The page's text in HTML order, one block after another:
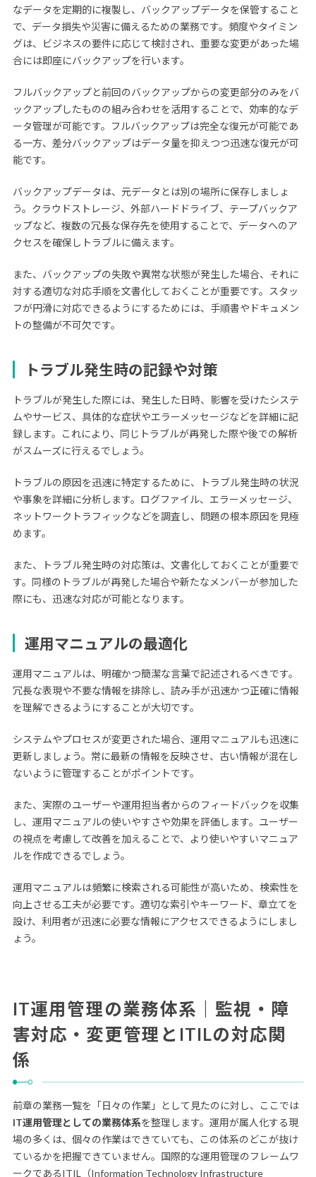
なデータを定期的に複製し、バックアップデータを保管すること
で、データ損失や災害に備えるための業務です。頻度やタイミン
グは、ビジネスの要件に応じて検討され、重要な変更があった場
合には即座にバックアップを行います。
フルバックアップと前回のバックアップからの変更部分のみをバ
ックアップしたものの組み合わせを活用することで、効率的なデ
ータ管理が可能です。フルバックアップは完全な復元が可能であ
る一方、差分バックアップはデータ量を抑えつつ迅速な復元が可
能です。
バックアップデータは、元データとは別の場所に保存しましょ
う。クラウドストレージ、外部ハードドライブ、テープバックア
ップなど、複数の冗長な保存先を使用することで、データへのア
クセスを確保しトラブルに備えます。
また、バックアップの失敗や異常な状態が発生した場合、それに
対する適切な対応手順を文書化しておくことが重要です。スタッ
フが円滑に対応できるようにするためには、手順書やドキュメン
トの整備が不可欠です。
トラブル発生時の記録や対策
トラブルが発生した際には、発生した日時、影響を受けたシステ
ムやサービス、具体的な症状やエラーメッセージなどを詳細に記
録します。これにより、同じトラブルが再発した際や後での解析
がスムーズに行えるでしょう。
トラブルの原因を迅速に特定するために、トラブル発生時の状況
や事象を詳細に分析します。ログファイル、エラーメッセージ、
ネットワークトラフィックなどを調査し、問題の根本原因を見極
めます。
また、トラブル発生時の対応策は、文書化しておくことが重要で
す。同様のトラブルが再発した場合や新たなメンバーが参加した
際にも、迅速な対応が可能となります。
運用マニュアルの最適化
運用マニュアルは、明確かつ簡潔な言葉で記述されるべきです。
冗長な表現や不要な情報を排除し、読み手が迅速かつ正確に情報
を理解できるようにすることが大切です。
システムやプロセスが変更された場合、運用マニュアルも迅速に
更新しましょう。常に最新の情報を反映させ、古い情報が混在し
ないように管理することがポイントです。
また、実際のユーザーや運用担当者からのフィードバックを収集
し、運用マニュアルの使いやすさや効果を評価します。ユーザー
の視点を考慮して改善を加えることで、より使いやすいマニュア
ルを作成できるでしょう。
運用マニュアルは頻繁に検索される可能性が高いため、検索性を
向上させる工夫が必要です。適切な索引やキーワード、章立てを
設け、利用者が迅速に必要な情報にアクセスできるようにしまし
ょう。
IT運用管理の業務体系｜監視・障
害対応・変更管理とITILの対応関
係
前章の業務一覧を「日々の作業」として見たのに対し、ここでは
IT運用管理としての業務体系を整理します。運用が属人化する現
場の多くは、個々の作業はできていても、この体系のどこが抜け
ているかを把握できていません。国際的な運用管理のフレームワ
ークであるITIL（Information Technology Infrastructure